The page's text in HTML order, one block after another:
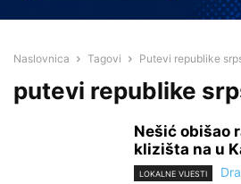
Naslovnica Tagovi Putevi republike
putevi republike
Nešić obišao
klizišta na u
LOKALNE VIJESTI